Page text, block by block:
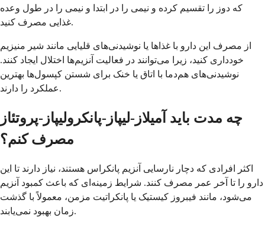
که دوز را تقسیم کرده و نیمی را در ابتدا و نیمی را در طول وعده
غذایی مصرف کنید.
از مصرف این دارو با غذاها یا نوشیدنی‌های قلیایی مانند شیر منیزیم
خودداری کنید، زیرا می‌توانند در فعالیت آنزیم‌ها اختلال ایجاد کنند.
نوشیدنی‌های هم‌دما با اتاق یا خنک برای شستن کپسول‌ها بهترین
عملکرد را دارند.
چه مدت باید آمیلاز-لیپاز-پانکرولیپاز-پروتئاز
مصرف کنم؟
اکثر افرادی که دچار نارسایی آنزیم پانکراس هستند، نیاز دارند تا این
دارو را تا آخر عمر مصرف کنند. شرایط زمینه‌ای که باعث کمبود آنزیم
می‌شود، مانند فیبروز کیستیک یا پانکراتیت مزمن، معمولاً با گذشت
زمان بهبود نمی‌یابند.